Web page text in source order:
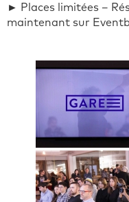
►
Places limitées –
maintenant sur